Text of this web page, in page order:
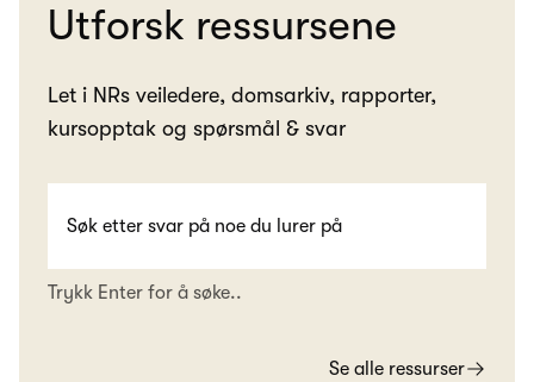
Utforsk ressursene
Let i NRs veiledere, domsarkiv, rapporter,
kursopptak og spørsmål & svar
Trykk Enter for å søke..
Se alle ressurser